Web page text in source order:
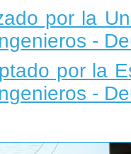
por la
-
por la
-